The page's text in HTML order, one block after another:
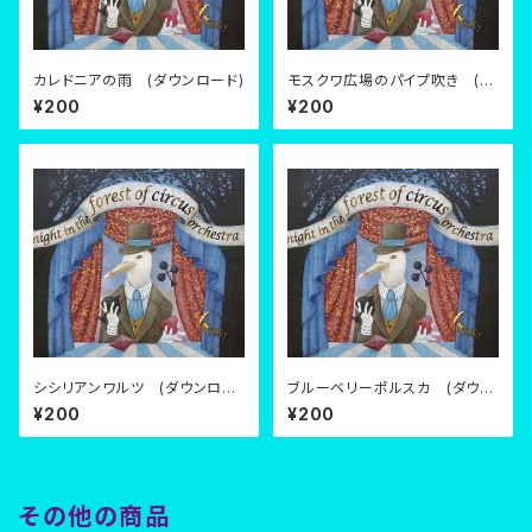
カレドニアの雨 (ダウンロード)
¥200
モスクワ広場のパイプ吹き (ダ
ウンロード)
¥200
シシリアンワルツ (ダウンロー
ド)
¥200
ブルーベリーポルスカ (ダウン
ロード)
¥200
その他の商品